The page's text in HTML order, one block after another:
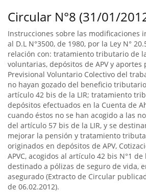
Circular N°8 (31/01/
Instrucciones sobre las modificaciones
al D.L N°3500, de 1980, por la Ley N°
relación con: tratamiento tributario de
voluntarias, depósitos de APV y aportes
Previsional Voluntario Colectivo del
no hayan gozado del beneficio
artículo 42 bis de la LIR; tratamiento
depósitos efectuados en la Cuenta de
cuando éstos no se han acogido a las
del artículo 57 bis de la LIR, y se
mejorar la pensión y tratamiento
originados en depósitos de APV,
APVC, acogidos al artículo 42 bis N°1 de
destinado a pólizas de seguro de vida,
asegurado (Extracto de Circular
de 06.02.2012).